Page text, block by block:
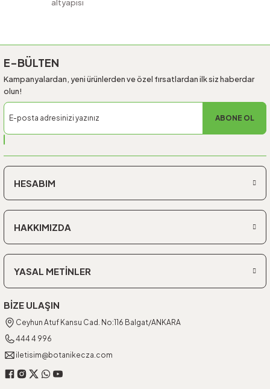
altyapısı
E-BÜLTEN
Kampanyalardan, yeni ürünlerden ve özel fırsatlardan ilk siz haberdar
olun!
ABONE OL
HESABIM
HAKKIMIZDA
YASAL METİNLER
BİZE ULAŞIN
Ceyhun Atuf Kansu Cad. No:116 Balgat/ANKARA
444 4 996
iletisim@botanikecza.com